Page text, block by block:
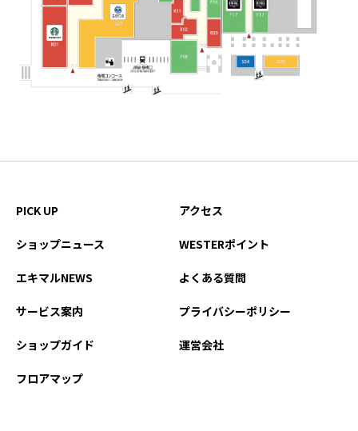
PICK UP
ショップニュース
エキマルNEWS
サービス案内
ショップガイド
フロアマップ
アクセス
WESTERポイント
よくある質問
プライバシーポリシー
運営会社